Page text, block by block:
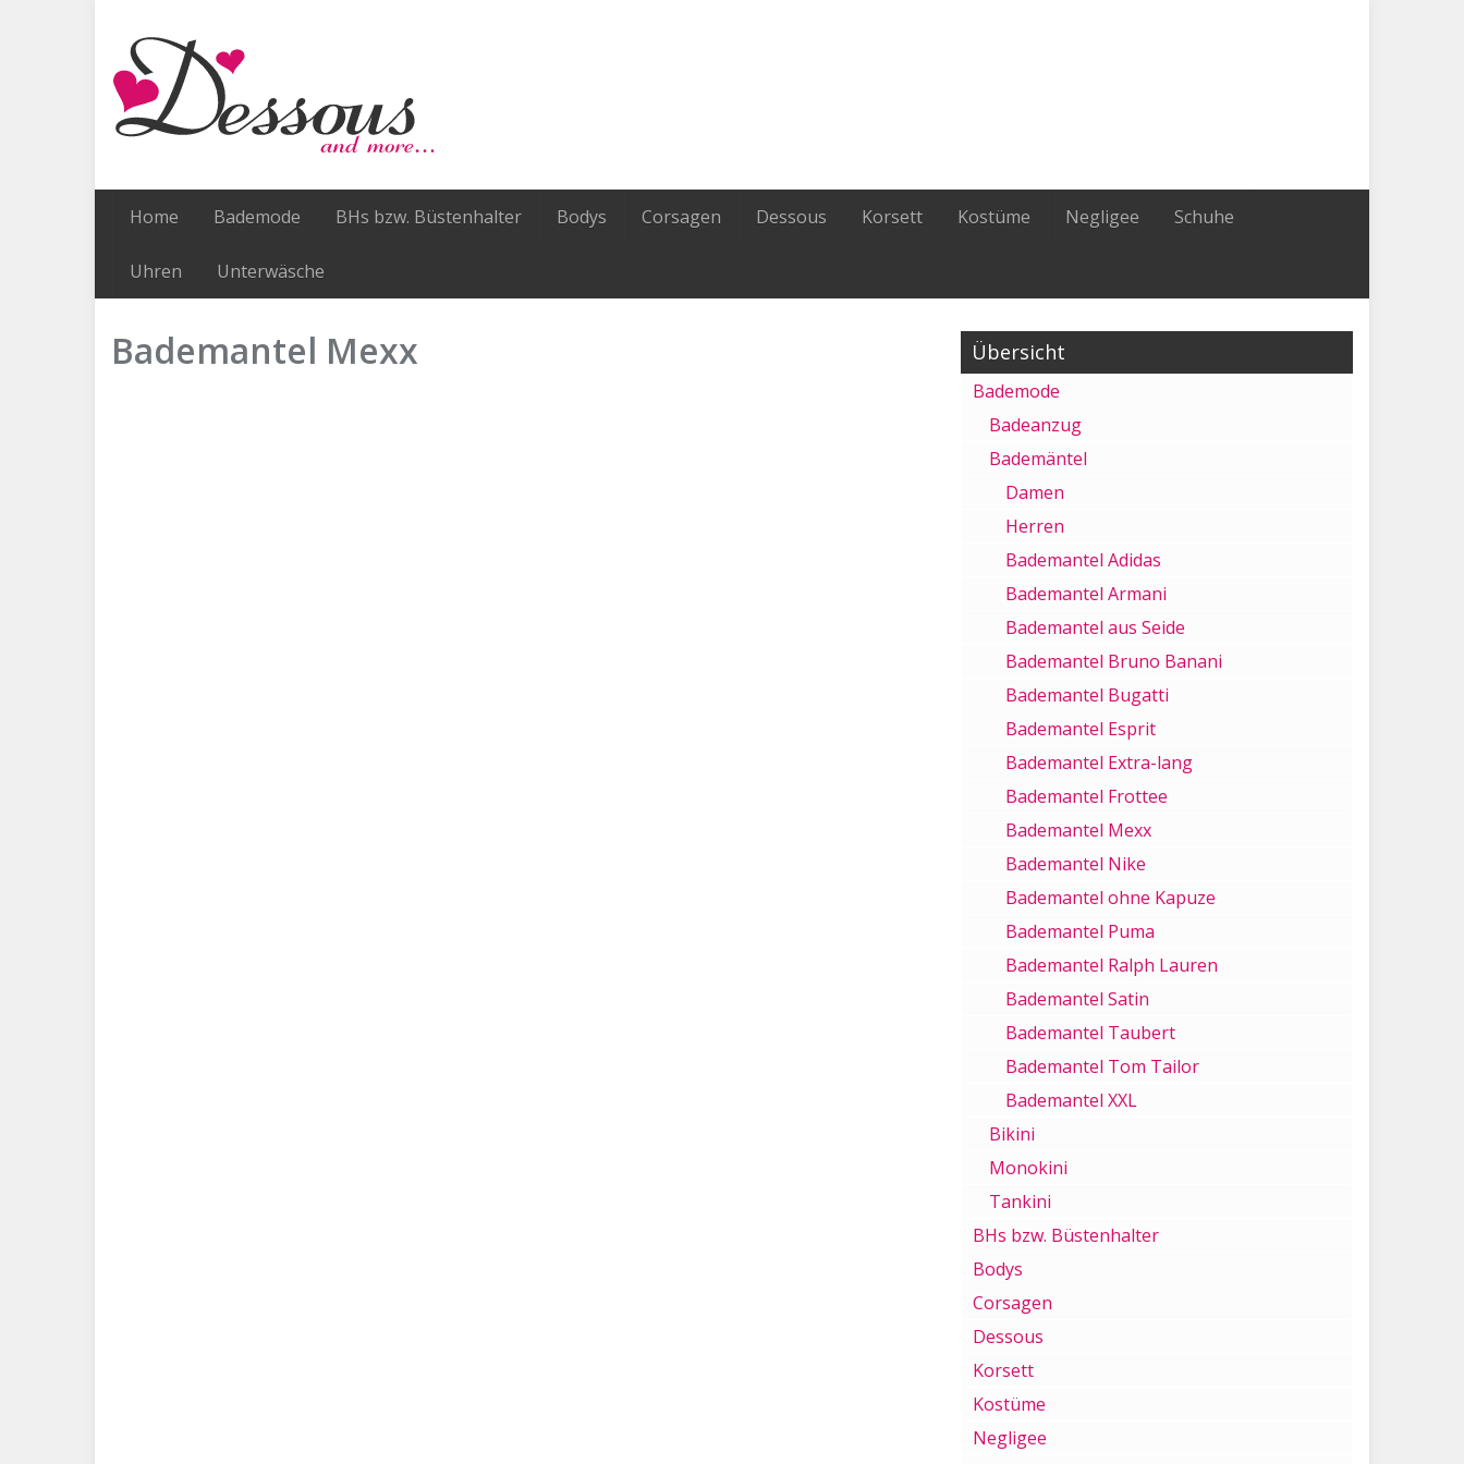
Home Bademode BHs bzw. Büstenhalter Bodys Corsagen Dessous Korsett Kostüme Negligee Schuhe
Uhren Unterwäsche
Bademantel Mexx Übersicht
Bademode
Badeanzug
Bademäntel
Damen
Herren
Bademantel Adidas
Bademantel Armani
Bademantel aus Seide
Bademantel Bruno Banani
Bademantel Bugatti
Bademantel Esprit
Bademantel Extra-lang
Bademantel Frottee
Bademantel Mexx
Bademantel Nike
Bademantel ohne Kapuze
Bademantel Puma
Bademantel Ralph Lauren
Bademantel Satin
Bademantel Taubert
Bademantel Tom Tailor
Bademantel XXL
Bikini
Monokini
Tankini
BHs bzw. Büstenhalter
Bodys
Corsagen
Dessous
Korsett
Kostüme
Negligee